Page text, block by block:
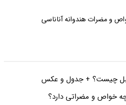
و مضرات هندوانه آناناسی
چیست؟ + جدول و عکس
چه خواص و مضراتی دارد؟